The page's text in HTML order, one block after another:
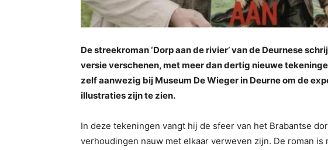
De streekroman ‘Dorp aan de rivier’ van de Deurnese
versie verschenen, met meer dan dertig nieuwe
zelf aanwezig bij Museum De Wieger in Deurne om de
illustraties zijn te zien.
In deze tekeningen vangt hij de sfeer van het Brabantse
verhoudingen nauw met elkaar verweven zijn. De roman